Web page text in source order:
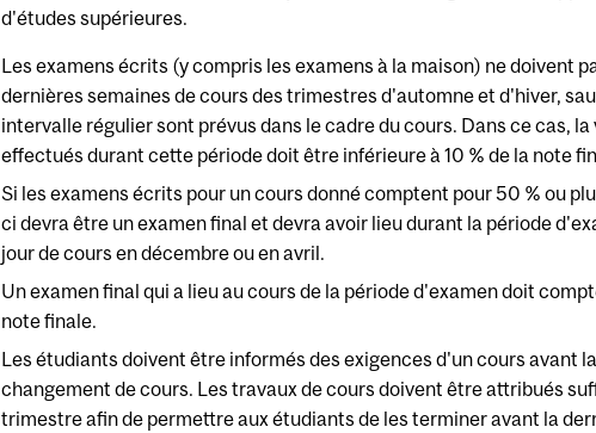
d'études supérieures.
Les examens écrits (y compris les examens à la maison) ne doivent
dernières semaines de cours des trimestres d'automne et d'hiver,
intervalle régulier sont prévus dans le cadre du cours. Dans ce cas,
effectués durant cette période doit être inférieure à 10 % de la note
Si les examens écrits pour un cours donné comptent pour 50 % ou
ci devra être un examen final et devra avoir lieu durant la période
jour de cours en décembre ou en avril.
Un examen final qui a lieu au cours de la période d'examen doit
note finale.
Les étudiants doivent être informés des exigences d'un cours avant
changement de cours. Les travaux de cours doivent être attribués
trimestre afin de permettre aux étudiants de les terminer avant la